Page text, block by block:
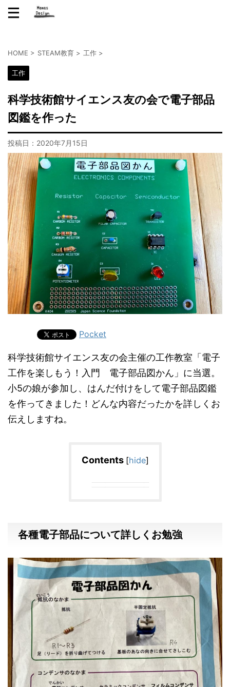
HOME > STEAM教育 > 工作 >
工作
科学技術館サイエンス友の会で電子部品
図鑑を作った
投稿日： 2020年7月15日
Pocket
科学技術館サイエンス友の会主催の工作教室「電子
工作を楽しもう！入門 電子部品図かん」に当選。
小5の娘が参加し、はんだ付けをして電子部品図鑑
を作ってきました！どんな内容だったかを詳しくお
伝えしますね。
Contents [hide]
各種電子部品について詳しくお勉強